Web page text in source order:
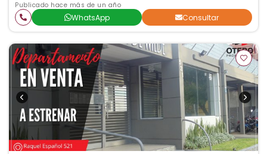
Publicado hace más de un año
WhatsApp Consultar